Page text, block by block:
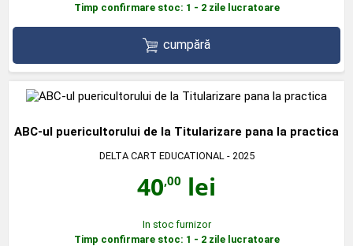
Timp confirmare stoc: 1 - 2 zile lucratoare
cumpără
ABC-ul puericultorului de la Titularizare pana la practica
DELTA CART EDUCATIONAL - 2025
40,00 lei
In stoc furnizor
Timp confirmare stoc: 1 - 2 zile lucratoare